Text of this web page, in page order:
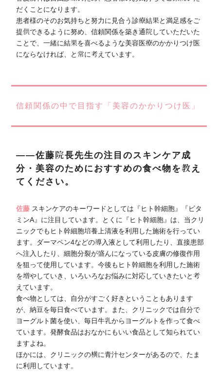
だくことになります。
患者様のそのお気持ちと努力に見合う診療結果と満足感をご
提供できるように努め、信頼関係を築き通院していただいた
ことで、一緒に結果を喜べるような美容医療のかかりつけ医
にならなければ、と常に考えています。
信頼関係の中で目指す「美容のかかりつけ医」
――佐藤院長先生の注目のスキンケア成
分・美容のためにおすすめの食べ物を教え
てください。
佐藤 スキンケアのキーワードとしては『ヒト幹細胞』『ビタ
ミンA』に注目しています。とくに『ヒト幹細胞』は、当クリ
ニックでもヒト幹細胞培養上清液を利用した施術を行ってい
ます。ダーマペン4などの導入液として利用したり、直接患部
へ注入したり、細胞分裂が盛んになっている皮膚の修復作用
を狙って使用しています。今後もヒト幹細胞を利用した施術
を増やしていき、いろいろなお悩みに対応していきたいと考
えています。
食べ物としては、自分がすごく好きということもあります
が、納豆を毎日食べています。また、クリニックでは自分で
ヨーグルト菌を使い、毎日牛乳からヨーグルトを作って食べ
ています。発酵食品はおなかにもいい食品として知られてい
ますよね。
ほかには、クリニックの横に青汁センターがあるので、たま
に利用しています。